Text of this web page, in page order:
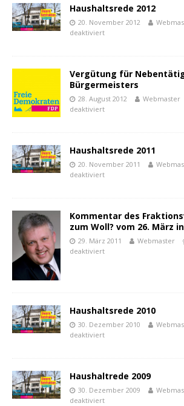
Haushaltsrede 2012
20. November 2012
deaktiviert
Vergütung für
Bürgermeisters
28. August 2012 Webmaster
deaktiviert
Haushaltsrede 2011
20. November 2011
deaktiviert
Kommentar des
zum Woll? vom 26. März
29. März 2011 Webmaster
deaktiviert
Haushaltsrede 2010
30. Dezember 2010
deaktiviert
Haushaltrede 2009
30. Dezember 2009
deaktiviert